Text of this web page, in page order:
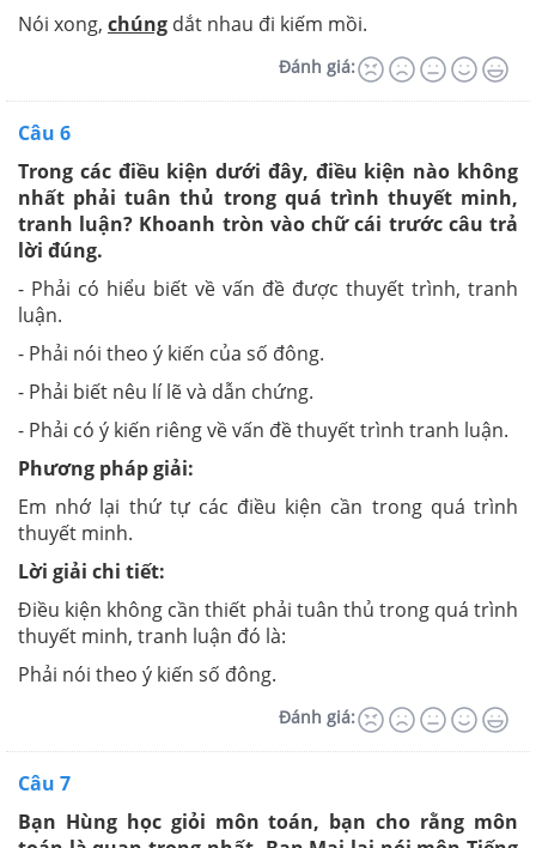
Nói xong, chúng dắt nhau đi kiếm mồi.
Đánh giá:
Câu 6
Trong các điều kiện dưới đây, điều kiện nào không
nhất phải tuân thủ trong quá trình thuyết minh,
tranh luận? Khoanh tròn vào chữ cái trước câu trả
lời đúng.
- Phải có hiểu biết về vấn đề được thuyết trình, tranh
luận.
- Phải nói theo ý kiến của số đông.
- Phải biết nêu lí lẽ và dẫn chứng.
- Phải có ý kiến riêng về vấn đề thuyết trình tranh luận.
Phương pháp giải:
Em nhớ lại thứ tự các điều kiện cần trong quá trình
thuyết minh.
Lời giải chi tiết:
Điều kiện không cần thiết phải tuân thủ trong quá trình
thuyết minh, tranh luận đó là:
Phải nói theo ý kiến số đông.
Đánh giá:
Câu 7
Bạn Hùng học giỏi môn toán, bạn cho rằng môn